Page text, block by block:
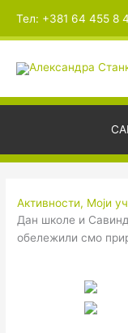
садржај
Тел: +381 64 455 8
Активности, Моји
Дан школе и
обележили смо
и
в